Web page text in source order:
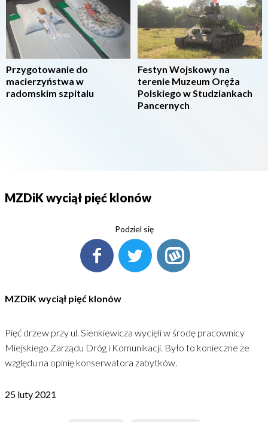
Przygotowanie do
macierzyństwa w
radomskim szpitalu
Festyn Wojskowy na
terenie Muzeum Oręża
Polskiego w Studziankach
Pancernych
MZDiK wyciął pięć klonów
Podziel się
MZDiK wyciął pięć klonów
Pięć drzew przy ul. Sienkiewicza wycięli w środę pracownicy
Miejskiego Zarządu Dróg i Komunikacji. Było to konieczne ze
względu na opinię konserwatora zabytków.
25 luty 2021